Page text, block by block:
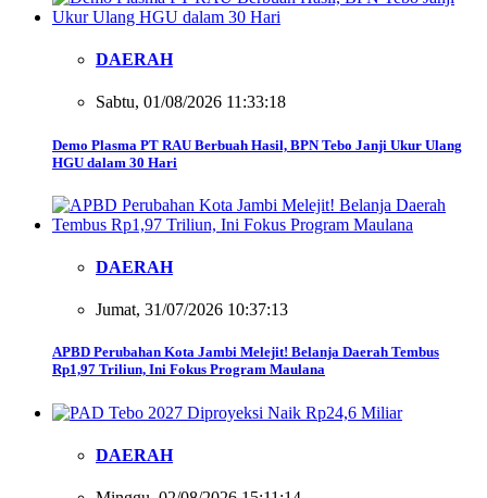
DAERAH
Sabtu, 01/08/2026 11:33:18
Demo Plasma PT RAU Berbuah Hasil, BPN Tebo Janji Ukur Ulang
HGU dalam 30 Hari
DAERAH
Jumat, 31/07/2026 10:37:13
APBD Perubahan Kota Jambi Melejit! Belanja Daerah Tembus
Rp1,97 Triliun, Ini Fokus Program Maulana
DAERAH